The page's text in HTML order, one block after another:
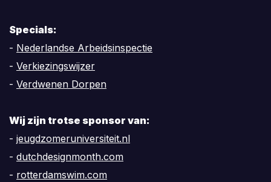
Specials:
- Nederlandse Arbeidsinspectie
- Verkiezingswijzer
- Verdwenen Dorpen
Wij zijn trotse sponsor van:
- jeugdzomeruniversiteit.nl
- dutchdesignmonth.com
- rotterdamswim.com